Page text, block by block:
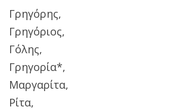
Γρηγόρης,
Γρηγόριος,
Γόλης,
Γρηγορία*,
Μαργαρίτα,
Ρίτα,